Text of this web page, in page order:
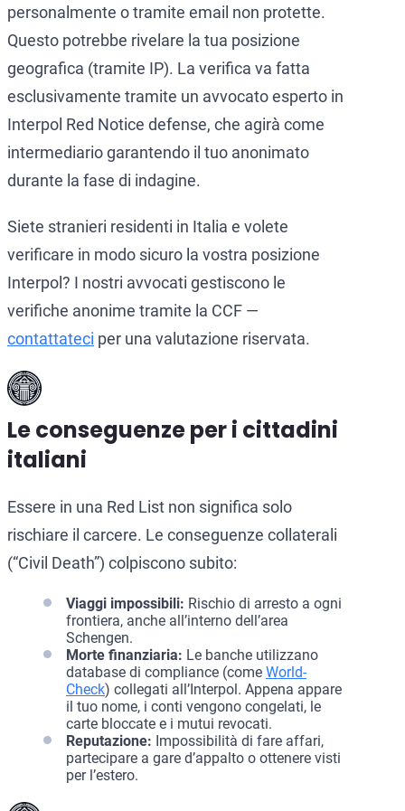
personalmente o tramite email non protette.
Questo potrebbe rivelare la tua posizione
geografica (tramite IP). La verifica va fatta
esclusivamente tramite un avvocato esperto in
Interpol Red Notice defense, che agirà come
intermediario garantendo il tuo anonimato
durante la fase di indagine.
Siete stranieri residenti in Italia e volete
verificare in modo sicuro la vostra posizione
Interpol? I nostri avvocati gestiscono le
verifiche anonime tramite la CCF —
contattateci per una valutazione riservata.
Le conseguenze per i cittadini
italiani
Essere in una Red List non significa solo
rischiare il carcere. Le conseguenze collaterali
(“Civil Death”) colpiscono subito:
Viaggi impossibili: Rischio di arresto a ogni
frontiera, anche all’interno dell’area
Schengen.
Morte finanziaria: Le banche utilizzano
database di compliance (come World-
Check) collegati all’Interpol. Appena appare
il tuo nome, i conti vengono congelati, le
carte bloccate e i mutui revocati.
Reputazione: Impossibilità di fare affari,
partecipare a gare d’appalto o ottenere visti
per l’estero.